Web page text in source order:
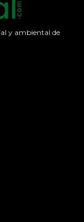
y ambiental de